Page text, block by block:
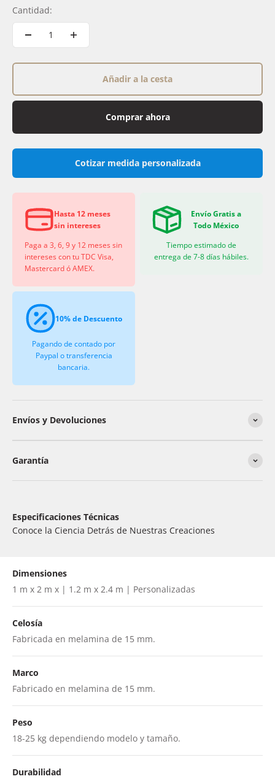
Cantidad:
Añadir a la cesta
Comprar ahora
Cotizar medida personalizada
Hasta 12 meses
sin intereses
Paga a 3, 6, 9 y 12 meses sin
intereses con tu TDC Visa,
Mastercard ó AMEX.
Envío Gratis a
Todo México
Tiempo estimado de
entrega de 7-8 días hábiles.
10% de Descuento
Pagando de contado por
Paypal o transferencia
bancaria.
Envíos y Devoluciones
Garantía
Especificaciones Técnicas
Conoce la Ciencia Detrás de Nuestras Creaciones
Dimensiones
1 m x 2 m x | 1.2 m x 2.4 m | Personalizadas
Celosía
Fabricada en melamina de 15 mm.
Marco
Fabricado en melamina de 15 mm.
Peso
18-25 kg dependiendo modelo y tamaño.
Durabilidad